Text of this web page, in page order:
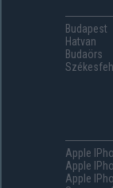
Budapest
Hatvan
Budaörs
Apple
Apple
Apple